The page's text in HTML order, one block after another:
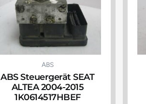
ABS
ABS Steuergerät SEAT
ALTEA 2004-2015
1K0614517HBEF